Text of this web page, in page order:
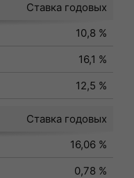
Ставка годовых
10,8 %
16,1 %
12,5 %
Ставка годовых
16,06 %
0,78 %